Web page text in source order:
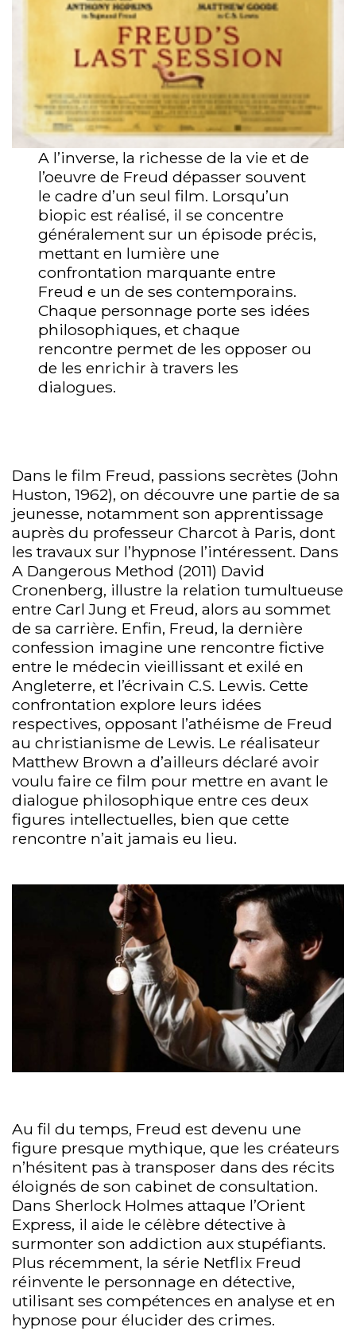
A l’inverse, la richesse de la vie et de
l’oeuvre de Freud dépasser souvent
le cadre d’un seul film. Lorsqu’un
biopic est réalisé, il se concentre
généralement sur un épisode précis,
mettant en lumière une
confrontation marquante entre
Freud e un de ses contemporains.
Chaque personnage porte ses idées
philosophiques, et chaque
rencontre permet de les opposer ou
de les enrichir à travers les
dialogues.
Dans le film Freud, passions secrètes (John
Huston, 1962), on découvre une partie de sa
jeunesse, notamment son apprentissage
auprès du professeur Charcot à Paris, dont
les travaux sur l’hypnose l’intéressent. Dans
A Dangerous Method (2011) David
Cronenberg, illustre la relation tumultueuse
entre Carl Jung et Freud, alors au sommet
de sa carrière. Enfin, Freud, la dernière
confession imagine une rencontre fictive
entre le médecin vieillissant et exilé en
Angleterre, et l’écrivain C.S. Lewis. Cette
confrontation explore leurs idées
respectives, opposant l’athéisme de Freud
au christianisme de Lewis. Le réalisateur
Matthew Brown a d’ailleurs déclaré avoir
voulu faire ce film pour mettre en avant le
dialogue philosophique entre ces deux
figures intellectuelles, bien que cette
rencontre n’ait jamais eu lieu.
Au fil du temps, Freud est devenu une
figure presque mythique, que les créateurs
n’hésitent pas à transposer dans des récits
éloignés de son cabinet de consultation.
Dans Sherlock Holmes attaque l’Orient
Express, il aide le célèbre détective à
surmonter son addiction aux stupéfiants.
Plus récemment, la série Netflix Freud
réinvente le personnage en détective,
utilisant ses compétences en analyse et en
hypnose pour élucider des crimes.